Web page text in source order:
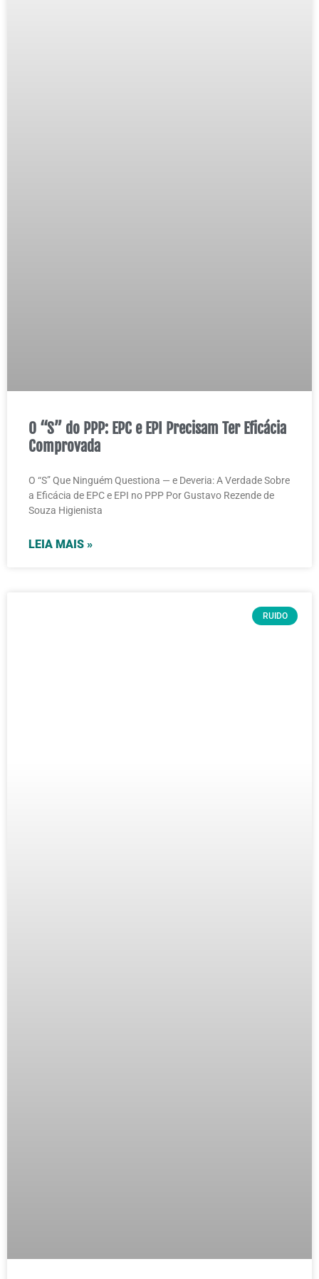
O “S” do PPP: EPC e EPI Precisam Ter Eficácia
Comprovada
O “S” Que Ninguém Questiona — e Deveria: A Verdade Sobre
a Eficácia de EPC e EPI no PPP Por Gustavo Rezende de
Souza Higienista
LEIA MAIS »
RUIDO